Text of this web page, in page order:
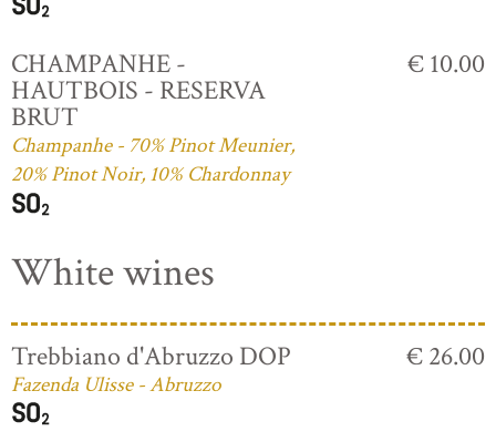
CHAMPANHE -
HAUTBOIS - RESERVA
BRUT
Champanhe - 70% Pinot Meunier,
20% Pinot Noir, 10% Chardonnay
€ 10.00
White wines
Trebbiano d'Abruzzo DOP
Fazenda Ulisse - Abruzzo
€ 26.00